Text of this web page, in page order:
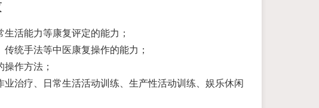
活能力等康复评定的能力；
统手法等中医康复操作的能力；
作方法；
治疗、日常生活活动训练、生产性活动训练、娱乐休闲